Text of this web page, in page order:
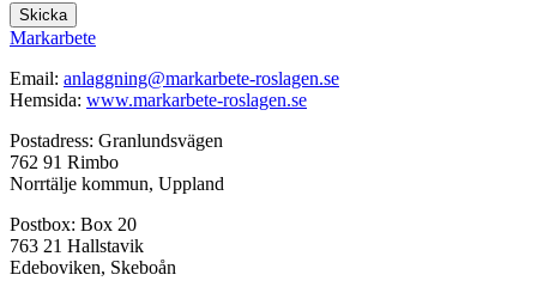
Skicka
Markarbete
Email: anlaggning@markarbete-roslagen.se
Hemsida: www.markarbete-roslagen.se
Postadress: Granlundsvägen
762 91 Rimbo
Norrtälje kommun, Uppland
Postbox: Box 20
763 21 Hallstavik
Edeboviken, Skeboån